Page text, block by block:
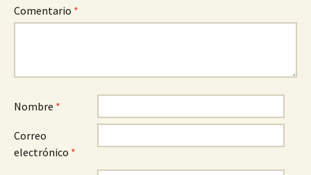
Comentario *
Nombre *
Correo
electrónico *